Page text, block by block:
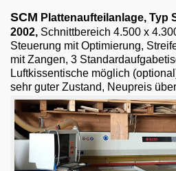
Wir über uns
06103-9744-0
Email
English
SCM Plattenaufteilanlage, Typ
2002, Schnittbereich 4.500 x
Steuerung mit Optimierung,
mit Zangen, 3
Luftkissentische möglich
sehr guter Zustand, Neupreis